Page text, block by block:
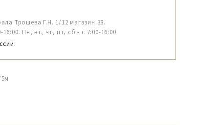
Трошева Г.Н. 1/12 магазин 38.
Пн, вт, чт, пт, сб - с 7:00-16:00.